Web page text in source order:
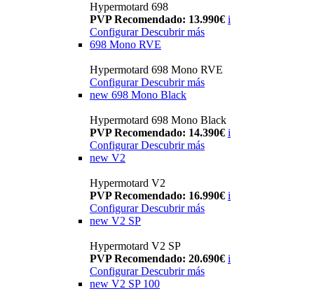
Hypermotard 698
PVP Recomendado: 13.990€ i
ConfigurarDescubrir más
698 Mono RVE
Hypermotard 698 Mono RVE
Configurar Descubrir más
new 698 Mono Black
Hypermotard 698 Mono Black
PVP Recomendado: 14.390€ i
Configurar Descubrir más
new V2
Hypermotard V2
PVP Recomendado: 16.990€ i
Configurar Descubrir más
new V2 SP
Hypermotard V2 SP
PVP Recomendado: 20.690€ i
Configurar Descubrir más
new V2 SP 100